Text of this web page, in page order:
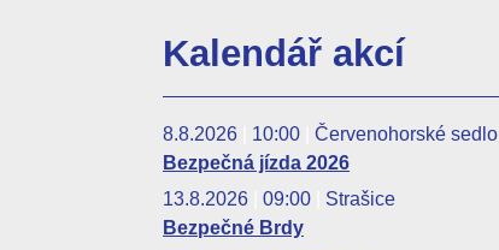
Kalendář akcí
8.8.2026 10:00
Červenohorské sedlo
Bezpečná jízda 2026
13.8.2026
09:00
Strašice
Bezpečné Brdy